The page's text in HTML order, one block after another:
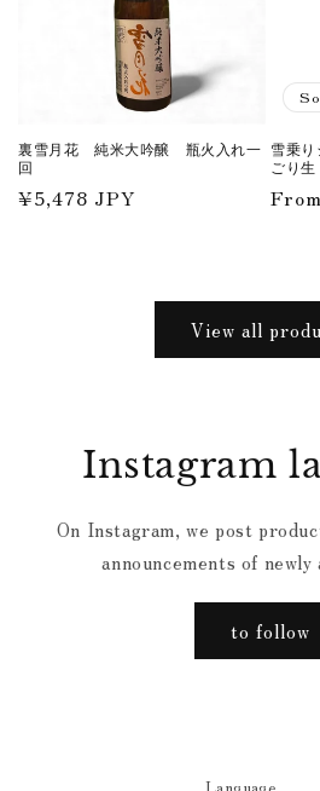
裏雪月花 純米大吟醸 瓶火入れ一
回
Regular
¥5,478 JPY
雪乗
ごり生
View all
Instagram
On Instagram, we post
announcements of
to follow